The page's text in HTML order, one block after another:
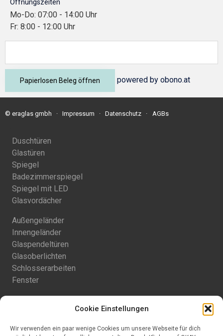
Cookie Einstellungen
Wir verwenden ein paar wenige Cookies um unsere Webseite für dich
Öffnungszeiten
Mo-Do: 07:00 - 14:00 Uhr
Fr: 8:00 - 12:00 Uhr
powered by obono.at
© eraglas gmbh ∙ Impressum ∙ Datenschutz ∙ AGBs
Duschtüren
Glastüren
Spiegel
Badezimmerspiegel
Spiegel mit LED
Glasvordächer
Außengeländer
Innengeländer
Glaspendeltüren
Glasoberlichten
Schlosserarbeiten
Fenster
Terrassenüberdachung